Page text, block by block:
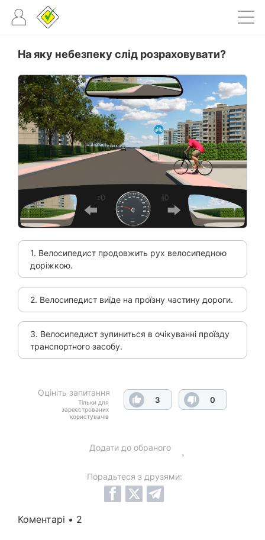
На яку небезпеку слід розраховувати?
1. Велосипедист продовжить рух велосипедною
доріжкою.
2. Велосипедист виїде на проїзну частину дороги.
3. Велосипедист зупиниться в очікуванні проїзду
транспортного засобу.
Оцініть запитання
Тільки для
зареєстрованих
користувачів
3 0
Додати до обраного
Порадьтеся з друзями:
Коментарі • 2